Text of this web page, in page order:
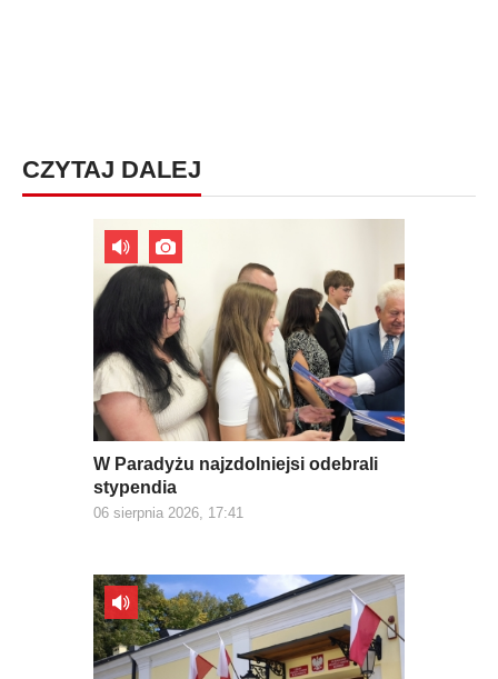
CZYTAJ DALEJ
W Paradyżu najzdolniejsi odebrali
stypendia
06 sierpnia 2026, 17:41